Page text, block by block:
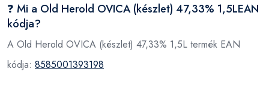
❓ Mi a Old Herold OVICA (készlet) 47,33% 1,5LEAN
kódja?
A Old Herold OVICA (készlet) 47,33% 1,5L termék EAN
kódja: 8585001393198